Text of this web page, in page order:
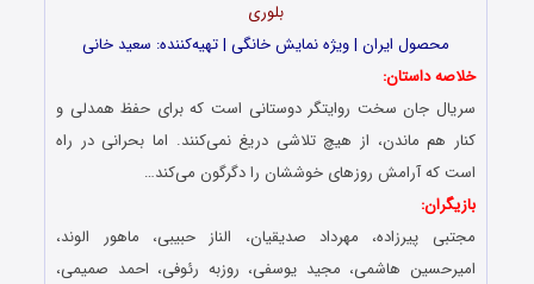
بلوری
محصول ایران | ویژه نمایش خانگی | تهیه‌کننده: سعید خانی
خلاصه داستان:
سریال جان سخت روایتگر دوستانی است که برای حفظ همدلی و
کنار هم ماندن، از هیچ تلاشی دریغ نمی‌کنند. اما بحرانی در راه
است که آرامش روزهای خوششان را دگرگون می‌کند…
بازیگران:
مجتبی‌ پیرزاده، مهرداد صدیقیان، الناز حبیبی، ماهور الوند،
امیرحسین هاشمی، مجید یوسفی، روزبه رئوفی، احمد صمیمی،